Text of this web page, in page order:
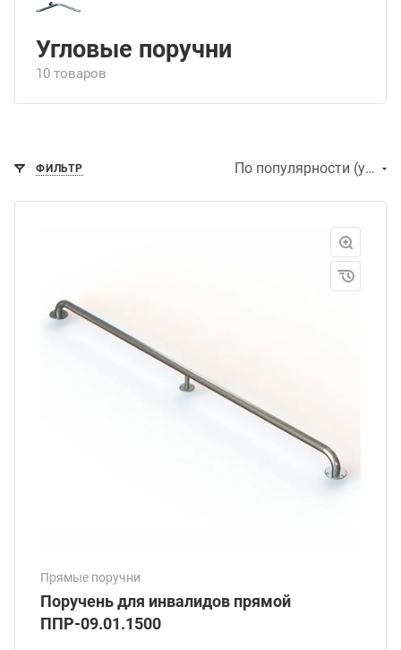
Угловые поручни
10 товаров
ФИЛЬТР По популярности (убывание)
Прямые поручни
Поручень для инвалидов прямой
ППР-09.01.1500